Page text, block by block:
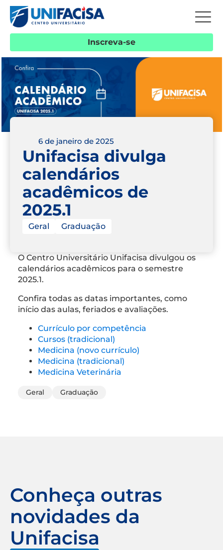
Inscreva-se
6 de janeiro de 2025
Unifacisa divulga
calendários
acadêmicos de
2025.1
Geral Graduação
O Centro Universitário Unifacisa divulgou os
calendários acadêmicos para o semestre
2025.1.
Confira todas as datas importantes, como
início das aulas, feriados e avaliações.
Currículo por competência
Cursos (tradicional)
Medicina (novo currículo)
Medicina (tradicional)
Medicina Veterinária
Geral Graduação
Conheça outras
novidades da
Unifacisa